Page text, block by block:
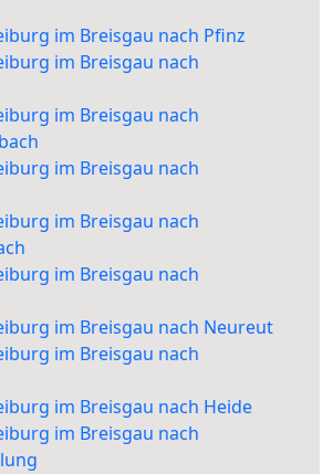
im Breisgau nach Pfinz
im Breisgau nach
im Breisgau nach
im Breisgau nach
im Breisgau nach
im Breisgau nach
im Breisgau nach Neureut
im Breisgau nach
im Breisgau nach Heide
im Breisgau nach